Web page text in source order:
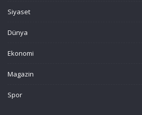
Siyaset
Dünya
Ekonomi
Magazin
Spor